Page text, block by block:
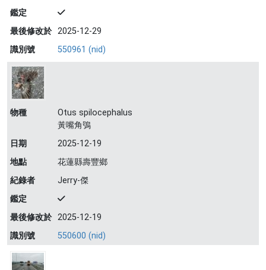
鑑定
最後修改於 2025-12-29
識別號
550961 (nid)
物種
Otus spilocephalus
黃嘴角鴞
日期
2025-12-19
地點
花蓮縣壽豐鄉
紀錄者
Jerry-傑
鑑定
最後修改於 2025-12-19
識別號
550600 (nid)